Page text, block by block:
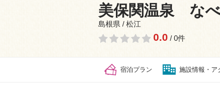
美保関温泉 な
島根県 / 松江
0.0 / 0件
宿泊プラン 施設情報・ア